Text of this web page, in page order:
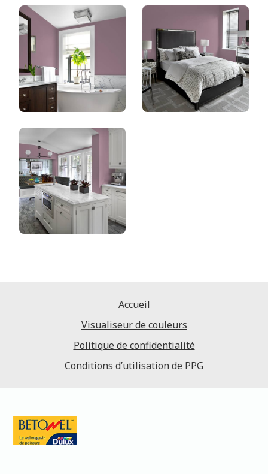
Pantoufle De Velours
DLX1046-6
Accueil
Visualiseur de couleurs
Politique de confidentialité
Conditions d’utilisation de PPG